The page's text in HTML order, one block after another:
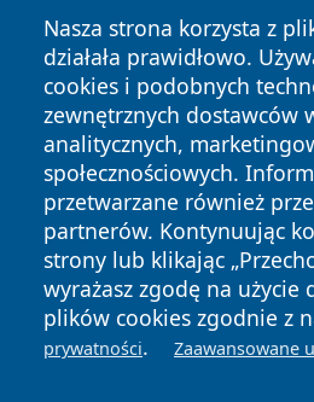
Nasza strona korzysta z
działała prawidłowo.
cookies i podobnych
zewnętrznych dostawców
analitycznych,
społecznościowych.
przetwarzane również
partnerów. Kontynuując
strony lub klikając
wyrażasz zgodę na użycie
plików cookies zgodnie z
prywatności. Zaawansowane
Copyright © 2026 raciborski24.pl
zastrzeżone.
News Autorzy
Polityka
Prywatności